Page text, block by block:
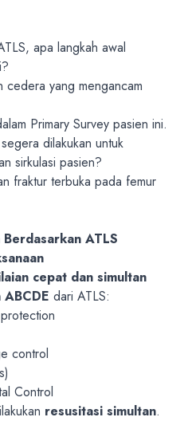
apa langkah awal
cedera yang mengancam
Primary Survey pasien ini.
dilakukan untuk
sirkulasi pasien?
fraktur terbuka pada femur
Berdasarkan ATLS
cepat dan simultan
dari ATLS:
control
Control
resusitasi simultan.